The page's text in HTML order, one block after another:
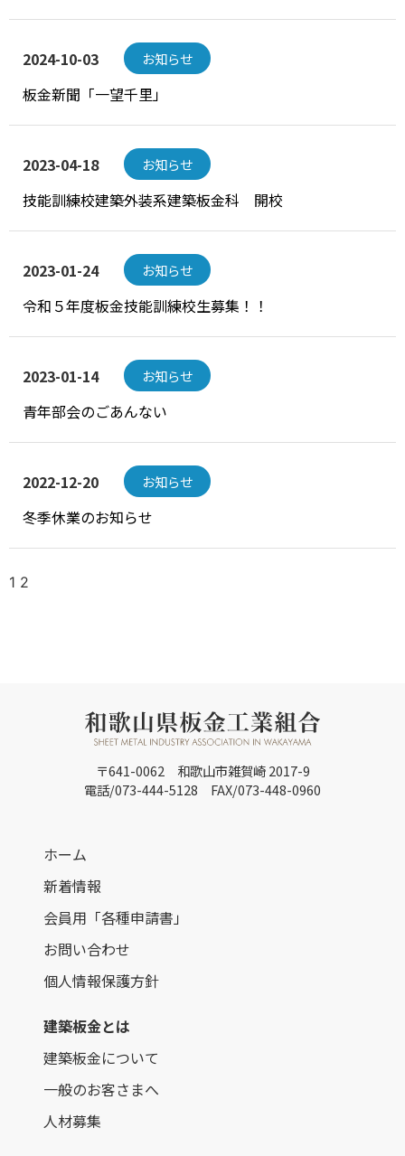
お知らせ
板金新聞「一望千里」
2024-10-03
お知らせ
技能訓練校建築外装系建築板金科 開校
2023-04-18
お知らせ
令和５年度板金技能訓練校生募集！！
2023-01-24
お知らせ
青年部会のごあんない
2023-01-14
お知らせ
冬季休業のお知らせ
2022-12-20
1 2
〒641-0062 和歌山市雑賀崎 2017-9
電話/073-444-5128 FAX/073-448-0960
ホーム
新着情報
会員用「各種申請書」
お問い合わせ
個人情報保護方針
建築板金とは
建築板金について
一般のお客さまへ
人材募集